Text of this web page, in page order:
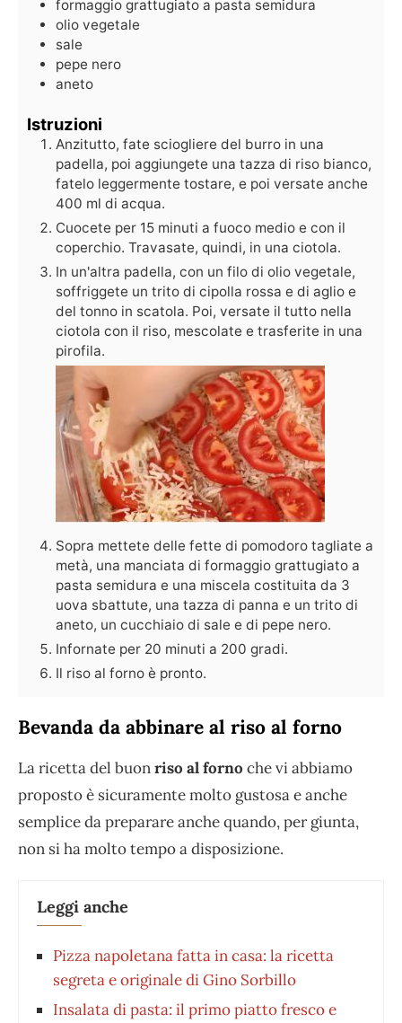
formaggio grattugiato a pasta semidura
olio vegetale
sale
pepe nero
aneto
Istruzioni
Anzitutto, fate sciogliere del burro in una
padella, poi aggiungete una tazza di riso bianco,
fatelo leggermente tostare, e poi versate anche
400 ml di acqua.
Cuocete per 15 minuti a fuoco medio e con il
coperchio. Travasate, quindi, in una ciotola.
In un'altra padella, con un filo di olio vegetale,
soffriggete un trito di cipolla rossa e di aglio e
del tonno in scatola. Poi, versate il tutto nella
ciotola con il riso, mescolate e trasferite in una
pirofila.
Sopra mettete delle fette di pomodoro tagliate a
metà, una manciata di formaggio grattugiato a
pasta semidura e una miscela costituita da 3
uova sbattute, una tazza di panna e un trito di
aneto, un cucchiaio di sale e di pepe nero.
Infornate per 20 minuti a 200 gradi.
Il riso al forno è pronto.
Bevanda da abbinare al riso al forno
La ricetta del buonriso al forno che vi abbiamo
proposto è sicuramente molto gustosa e anche
semplice da preparare anche quando, per giunta,
non si ha molto tempo a disposizione.
Leggi anche
Pizza napoletana fatta in casa: la ricetta
segreta e originale di Gino Sorbillo
Insalata di pasta: il primo piatto fresco e